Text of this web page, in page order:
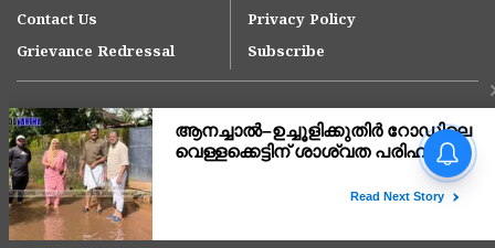
Contact Us
Privacy Policy
Grievance Redressal
Subscribe
Copyright © 2007-